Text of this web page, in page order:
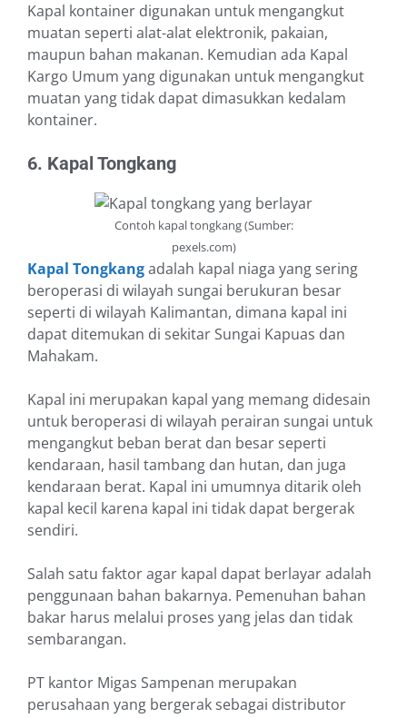
Kapal kontainer digunakan untuk mengangkut
muatan seperti alat-alat elektronik, pakaian,
maupun bahan makanan. Kemudian ada Kapal
Kargo Umum yang digunakan untuk mengangkut
muatan yang tidak dapat dimasukkan kedalam
kontainer.
6. Kapal Tongkang
Contoh kapal tongkang (Sumber:
pexels.com)
Kapal Tongkangadalah kapal niaga yang sering
beroperasi di wilayah sungai berukuran besar
seperti di wilayah Kalimantan, dimana kapal ini
dapat ditemukan di sekitar Sungai Kapuas dan
Mahakam.
Kapal ini merupakan kapal yang memang didesain
untuk beroperasi di wilayah perairan sungai untuk
mengangkut beban berat dan besar seperti
kendaraan, hasil tambang dan hutan, dan juga
kendaraan berat. Kapal ini umumnya ditarik oleh
kapal kecil karena kapal ini tidak dapat bergerak
sendiri.
Salah satu faktor agar kapal dapat berlayar adalah
penggunaan bahan bakarnya. Pemenuhan bahan
bakar harus melalui proses yang jelas dan tidak
sembarangan.
PT kantor Migas Sampenan merupakan
perusahaan yang bergerak sebagai distributor